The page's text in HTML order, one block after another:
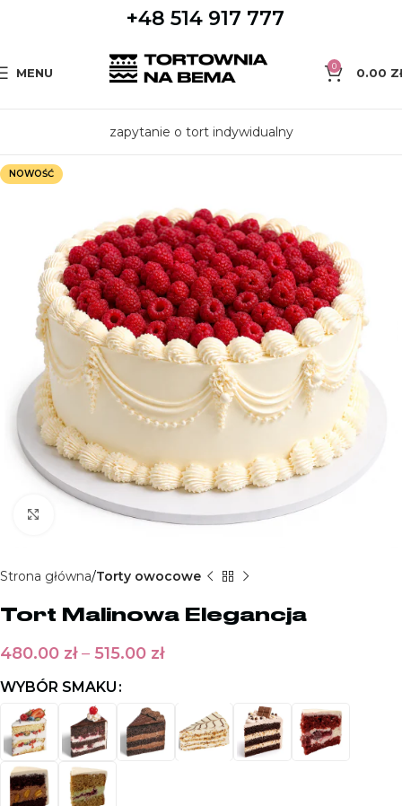
+48 514 917 777
MENU 0 0.00
zapytanie o tort indywidualny
NOWOŚĆ
Kliknij aby powiększyć
Strona główna Torty owocowe
Tort Malinowa Elegancja
480.00 zł – 515.00 zł
WYBÓR SMAKU